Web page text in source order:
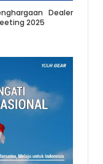
Dealer
2025